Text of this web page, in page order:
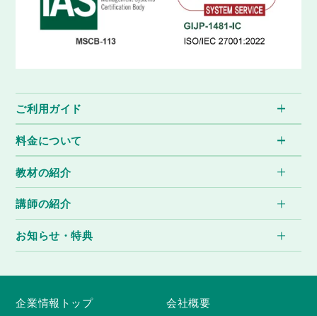
Lesson 52
リラクゼーション
「リラクゼーション」をテーマに語彙・フレ
ーズを学習し、それらを使って講師と会話の
Lesson 53
家１
「家」をテーマに語彙・フレーズを学習し、
す。
Lesson 54
健康
「健康」をテーマに語彙・フレーズを学習
し、それらを使って講師と会話の練習を行い
ます。
食べ物３
し、それらを使って講師と会話の練習を行い
ご利用ガイド
料金について
教材の紹介
講師の紹介
お知らせ・特典
企業情報トップ
会社概要